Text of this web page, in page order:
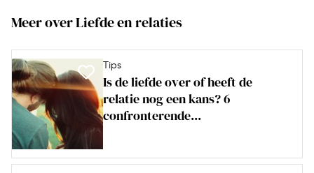
Meer over Liefde en relaties
Tips
Is de liefde over of heeft de
relatie nog een kans? 6
confronterende...